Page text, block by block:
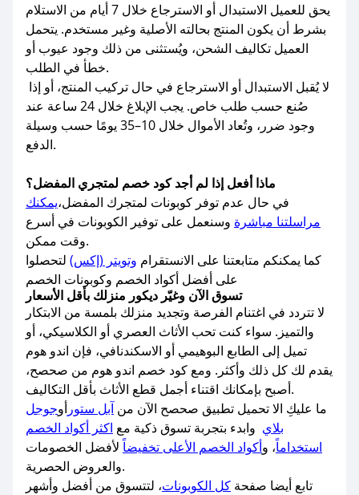
يحق للعميل الاستبدال أو الاسترجاع خلال 7 أيام من الاستلام
بشرط أن يكون المنتج بحالته الأصلية وغير مستخدم. يتحمل
العميل تكاليف الشحن، ويُستثنى من ذلك وجود عيوب أو
خطأ في الطلب.
صُنع حسب طلب خاص. يجب الإبلاغ خلال 24 ساعة عند
وجود ضرر، وتُعاد الأموال خلال 10–35 يومًا حسب وسيلة
الدفع.
ماذا أفعل إذا لم أجد كود خصم لمتجري المفضل؟
في حال عدم توفر كوبونات لمتجرك المفضل،يمكنك
مراسلتنا مباشرة وسنعمل على توفير الكوبونات في أسرع
وقت ممكن.
كما يمكنكم متابعتنا على الانستقرام وتويتر (إكس) لتحصلوا
على أفضل أكواد الخصم وكوبونات الخصم
تسوق الآن وغيّر ديكور منزلك بأقل الأسعار
لا تتردد في اغتنام الفرصة وتجديد منزلك بلمسة من الابتكار
والتميز. سواء كنت تحب الأثاث العصري أو الكلاسيكي، أو
تميل إلى الطابع البوهيمي أو الاسكندنافي، فإن اندو هوم
يقدم لك كل ذلك وأكثر. ومع كود خصم اندو هوم من صحصح،
أصبح بإمكانك اقتناء أجمل قطع الأثاث بأقل التكاليف.
ما عليكِ الا تحميل تطبيق صحصح الآن من آبل ستور أوجوجل
بلاي وابدء بتجربة تسوق ذكية مع اكثر أكواد الخصم
استخداماً، وأكواد الخصم الأعلى تخفيضاًلأفضل الخصومات
والعروض الحصرية.
تابع أيضا صفحة كل الكوبونات، لتتسوق من أفضل وأشهر